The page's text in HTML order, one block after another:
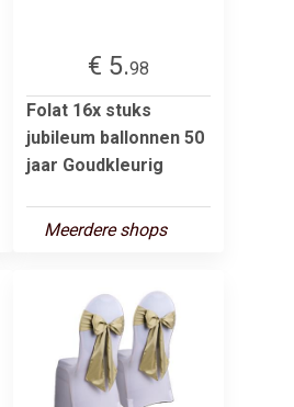
€ 5.98
Folat 16x stuks
jubileum ballonnen 50
jaar Goudkleurig
Meerdere shops